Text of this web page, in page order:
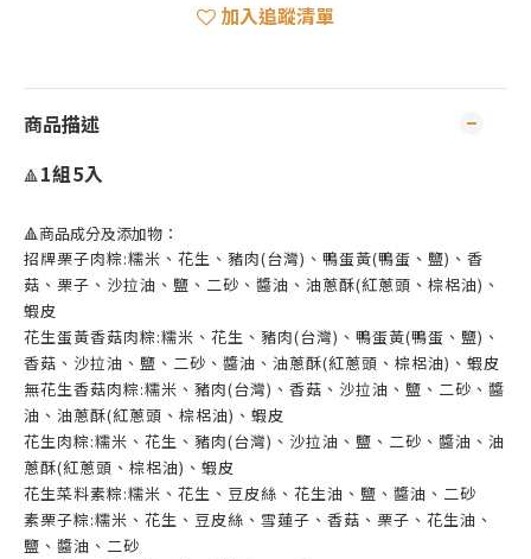
加入追蹤清單
商品描述
🔺1組5入
🔺商品成分及添加物：
招牌栗子肉粽:糯米、花生、豬肉(台灣)、鴨蛋黃(鴨蛋、鹽)、香
菇、栗子、沙拉油、鹽、二砂、醬油、油蔥酥(紅蔥頭、棕梠油)、
蝦皮
花生蛋黃香菇肉粽:糯米、花生、豬肉(台灣)、鴨蛋黃(鴨蛋、鹽)、
香菇、沙拉油、鹽、二砂、醬油、油蔥酥(紅蔥頭、棕梠油)、蝦皮
無花生香菇肉粽:糯米、豬肉(台灣)、香菇、沙拉油、鹽、二砂、醬
油、油蔥酥(紅蔥頭、棕梠油)、蝦皮
花生肉粽:糯米、花生、豬肉(台灣)、沙拉油、鹽、二砂、醬油、油
蔥酥(紅蔥頭、棕梠油)、蝦皮
花生菜料素粽:糯米、花生、豆皮絲、花生油、鹽、醬油、二砂
素栗子粽:糯米、花生、豆皮絲、雪蓮子、香菇、栗子、花生油、
鹽、醬油、二砂